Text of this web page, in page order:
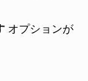
オプションが